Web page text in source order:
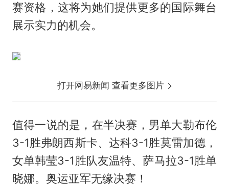
赛资格，这将为她们提供更多的国际舞台
展示实力的机会。
打开网易新闻 查看更多图片
值得一说的是，在半决赛，男单大勒布伦
3-1胜弗朗西斯卡、达科3-1胜莫雷加德，
女单韩莹3-1胜队友温特、萨马拉3-1胜单
晓娜。奥运亚军无缘决赛！